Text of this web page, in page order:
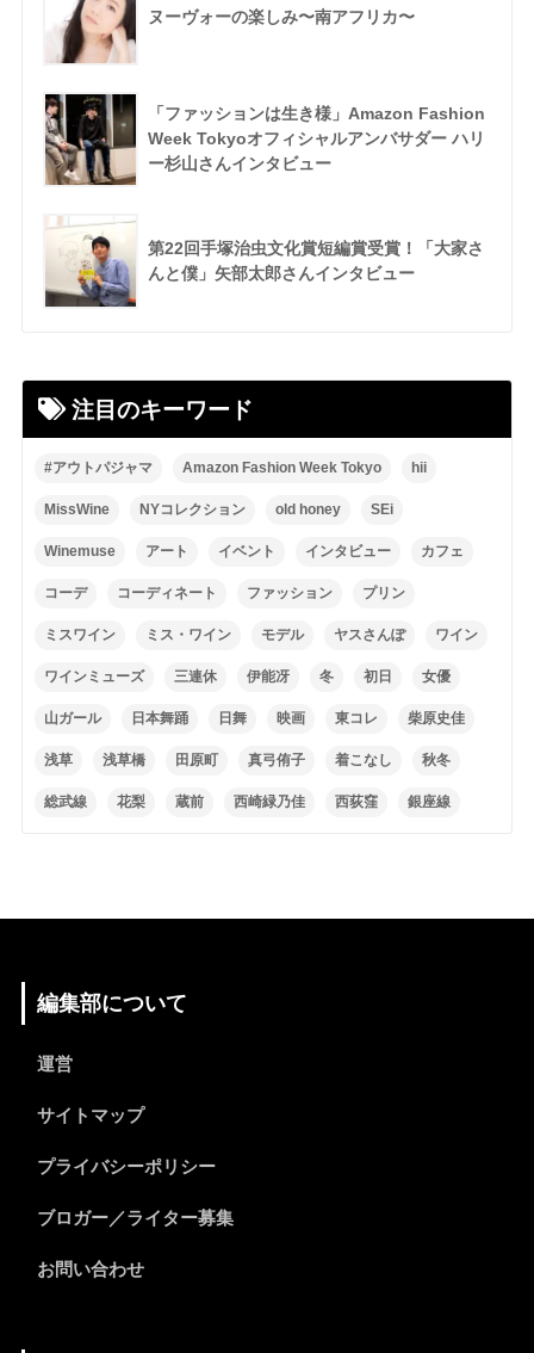
ヌーヴォーの楽しみ〜南アフリカ〜
「ファッションは生き様」Amazon Fashion
Week Tokyoオフィシャルアンバサダー ハリ
ー杉山さんインタビュー
第22回手塚治虫文化賞短編賞受賞！「大家さ
んと僕」矢部太郎さんインタビュー
注目のキーワード
#アウトパジャマ Amazon Fashion Week Tokyo hii
MissWine NYコレクション old honey SEi
Winemuse アート イベント インタビュー カフェ
コーデ コーディネート ファッション プリン
ミスワイン ミス・ワイン モデル ヤスさんぽ ワイン
ワインミューズ 三連休 伊能冴 冬 初日 女優
山ガール 日本舞踊 日舞 映画 東コレ 柴原史佳
浅草 浅草橋 田原町 真弓侑子 着こなし 秋冬
総武線 花梨 蔵前 西崎緑乃佳 西荻窪 銀座線
編集部について
運営
サイトマップ
プライバシーポリシー
ブロガー／ライター募集
お問い合わせ